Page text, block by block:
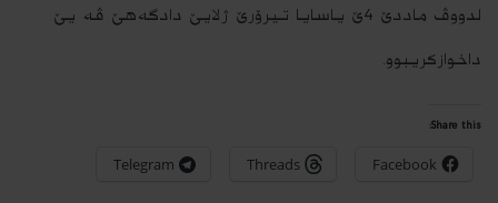
لدووڤ ماددێ 4ێ یاسایا تیرۆرێ ژلایێ دادگه‌هێ ڤه‌ یێ
داخوازكریبوو.
Share this:
Facebook
Threads
Telegram